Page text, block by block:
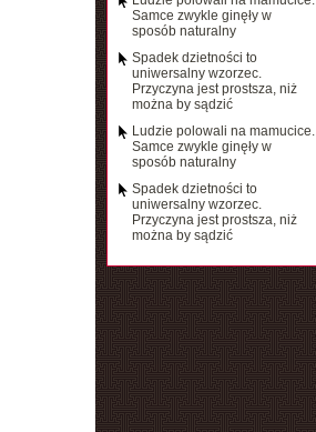
Samce zwykle ginęły w
sposób naturalny
Spadek dzietności to
uniwersalny wzorzec.
Przyczyna jest prostsza, niż
można by sądzić
Ludzie polowali na mamucice.
Samce zwykle ginęły w
sposób naturalny
Spadek dzietności to
uniwersalny wzorzec.
Przyczyna jest prostsza, niż
można by sądzić